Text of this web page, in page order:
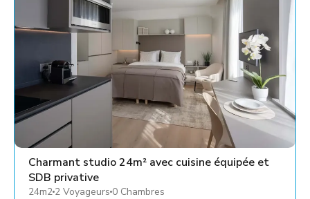
Charmant studio 24m² avec cuisine équipée et
SDB privative
24m2 2 Voyageurs 0 Chambres